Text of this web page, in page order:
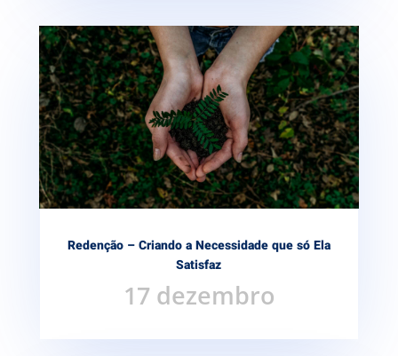
Redenção – Criando a Necessidade que só Ela
Satisfaz
17 dezembro